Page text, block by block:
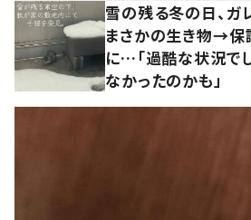
雪の残る冬の日、ガ
まさかの生き物→
に…「過酷な状況で
なかったのかも」